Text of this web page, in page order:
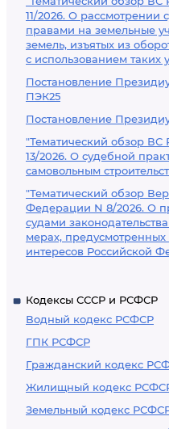
11/2026. О рассмотрении
правами на земельные
земель, изъятых из
с использованием таких
Постановление
ПЭК25
Постановление
"Тематический обзор
13/2026. О судебной
самовольным
"Тематический обзор
Федерации N 8/2026. О
судами
мерах,
интересов Российской
Кодексы СССР и РСФСР
Водный кодекс РСФСР
ГПК РСФСР
Гражданский кодекс
Жилищный кодекс
Земельный кодекс